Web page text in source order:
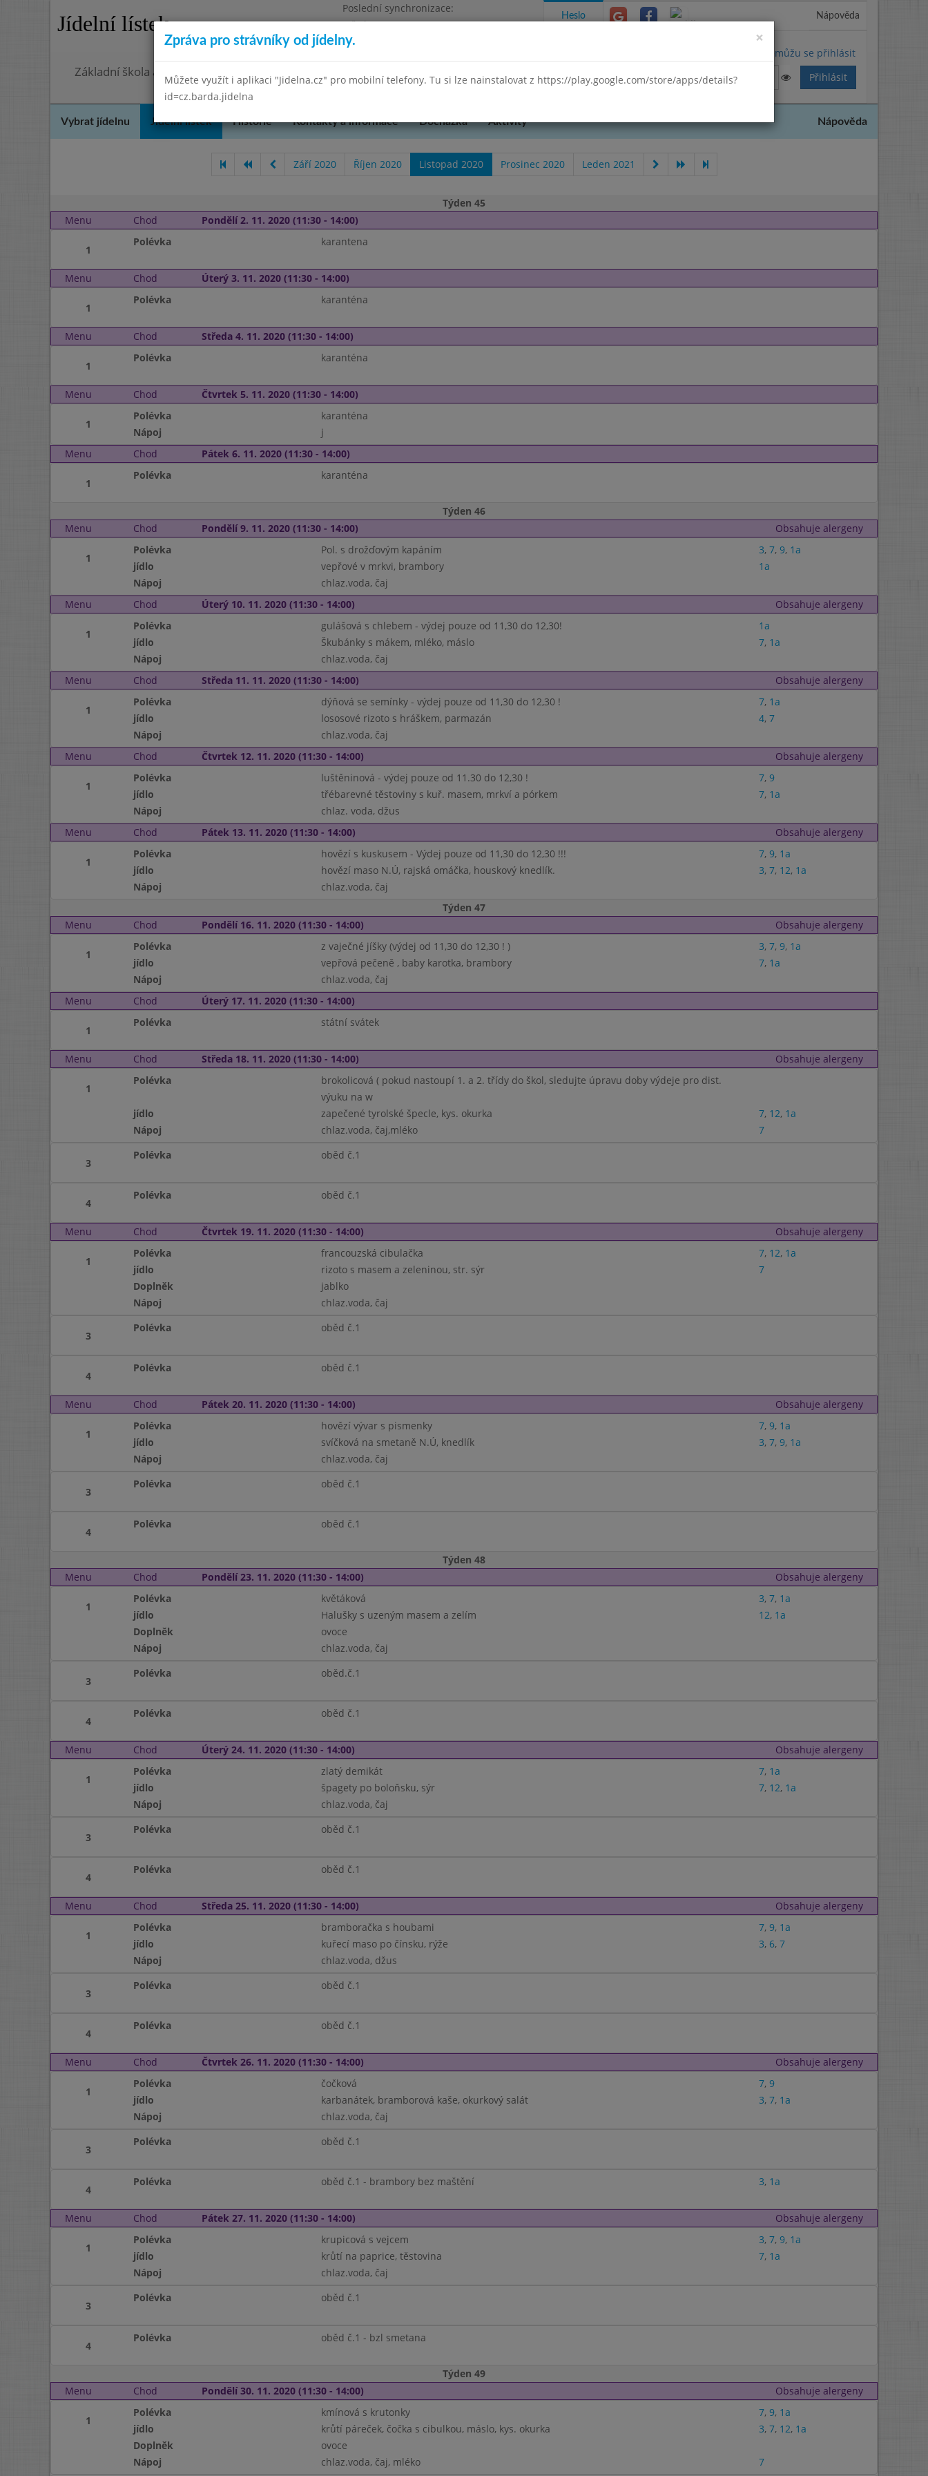
Jídelní lístek
Poslední synchronizace:
Středa 29.7.2026 9:58
Omezení objednávek
Základní škola a mateřská škola Chmelnice, Praha 3, K Lučinám 18/2500
Heslo Nápověda
Nemůžu se přihlásit
Vybrat jídelnu Jídelní lístek Historie Kontakty a informace Docházka Aktivity Nápověda
Září 2020 Říjen 2020 Listopad 2020 Prosinec 2020 Leden 2021
Týden 45
Menu
Chod Pondělí 2. 11. 2020 (11:30 - 14:00)
1
Polévka karantena
Menu Chod Úterý 3. 11. 2020 (11:30 - 14:00)
1
Polévka karanténa
Menu Chod Středa 4. 11. 2020 (11:30 - 14:00)
1
Polévka karanténa
Menu Chod Čtvrtek 5. 11. 2020 (11:30 - 14:00)
1
Polévka
karanténa
Nápoj
j
Menu
Chod Pátek 6. 11. 2020 (11:30 - 14:00)
1
Polévka karanténa
Týden 46
Menu
Chod Pondělí 9. 11. 2020 (11:30 - 14:00) Obsahuje alergeny
1
Polévka Pol. s drožďovým kapáním 3, 7, 9, 1a
jídlo
vepřové v mrkvi, brambory
1a
Nápoj
chlaz.voda, čaj
Menu
Chod Úterý 10. 11. 2020 (11:30 - 14:00) Obsahuje alergeny
1
Polévka gulášová s chlebem - výdej pouze od 11,30 do 12,30!
1a
jídlo
Škubánky s mákem, mléko, máslo 7, 1a
Nápoj
chlaz.voda, čaj
Menu
Chod Středa 11. 11. 2020 (11:30 - 14:00) Obsahuje alergeny
1
Polévka dýňová se semínky - výdej pouze od 11,30 do 12,30 ! 7, 1a
jídlo
lososové rizoto s hráškem, parmazán 4, 7
Nápoj
chlaz.voda, čaj
Menu
Chod Čtvrtek 12. 11. 2020 (11:30 - 14:00) Obsahuje alergeny
1
Polévka luštěninová - výdej pouze od 11.30 do 12,30 ! 7, 9
jídlo
třébarevné těstoviny s kuř. masem, mrkví a pórkem 7, 1a
Nápoj
chlaz. voda, džus
Menu
Chod Pátek 13. 11. 2020 (11:30 - 14:00) Obsahuje alergeny
1
Polévka hovězí s kuskusem - Výdej pouze od 11,30 do 12,30 !!! 7, 9, 1a
jídlo
hovězí maso N.Ú, rajská omáčka, houskový knedlík. 3, 7, 12, 1a
Nápoj
chlaz.voda, čaj
Týden 47
Menu
Chod Pondělí 16. 11. 2020 (11:30 - 14:00) Obsahuje alergeny
1
Polévka z vaječné jíšky (výdej od 11,30 do 12,30 ! ) 3, 7, 9, 1a
jídlo
vepřová pečeně , baby karotka, brambory 7, 1a
Nápoj
chlaz.voda, čaj
Menu
Chod Úterý 17. 11. 2020 (11:30 - 14:00)
1
Polévka státní svátek
Menu Chod Středa 18. 11. 2020 (11:30 - 14:00) Obsahuje alergeny
1
Polévka
brokolicová ( pokud nastoupí 1. a 2. třídy do škol, sledujte úpravu doby výdeje pro dist.
výuku na w
jídlo
zapečené tyrolské špecle, kys. okurka 7, 12, 1a
Nápoj
chlaz.voda, čaj,mléko 7
3
Polévka oběd č.1
4
Polévka oběd č.1
Menu Chod Čtvrtek 19. 11. 2020 (11:30 - 14:00) Obsahuje alergeny
1
Polévka francouzská cibulačka 7, 12, 1a
jídlo
rizoto s masem a zeleninou, str. sýr
7
Doplněk
jablko
Nápoj
chlaz.voda, čaj
3
Polévka oběd č.1
4
Polévka oběd č.1
Menu Chod Pátek 20. 11. 2020 (11:30 - 14:00) Obsahuje alergeny
1
Polévka hovězí vývar s pismenky 7, 9, 1a
jídlo
svíčková na smetaně N.Ú, knedlík 3, 7, 9, 1a
Nápoj
chlaz.voda, čaj
3
Polévka oběd č.1
4
Polévka oběd č.1
Týden 48
Menu
Chod Pondělí 23. 11. 2020 (11:30 - 14:00) Obsahuje alergeny
1
Polévka květáková 3, 7, 1a
jídlo
Halušky s uzeným masem a zelím 12, 1a
Doplněk
ovoce
Nápoj
chlaz.voda, čaj
3
Polévka oběd.č.1
4
Polévka oběd č.1
Menu Chod Úterý 24. 11. 2020 (11:30 - 14:00) Obsahuje alergeny
1
Polévka zlatý demikát 7, 1a
jídlo
špagety po boloňsku, sýr 7, 12, 1a
Nápoj
chlaz.voda, čaj
3
Polévka oběd č.1
4
Polévka oběd č.1
Menu Chod Středa 25. 11. 2020 (11:30 - 14:00) Obsahuje alergeny
1
Polévka bramboračka s houbami 7, 9, 1a
jídlo
kuřecí maso po čínsku, rýže 3, 6, 7
Nápoj
chlaz.voda, džus
3
Polévka oběd č.1
4
Polévka oběd č.1
Menu Chod Čtvrtek 26. 11. 2020 (11:30 - 14:00) Obsahuje alergeny
1
Polévka čočková 7, 9
jídlo
karbanátek, bramborová kaše, okurkový salát 3, 7, 1a
Nápoj
chlaz.voda, čaj
3
Polévka oběd č.1
4
Polévka oběd č.1 - brambory bez maštění 3, 1a
Menu Chod Pátek 27. 11. 2020 (11:30 - 14:00) Obsahuje alergeny
1
Polévka krupicová s vejcem 3, 7, 9, 1a
jídlo
krůtí na paprice, těstovina 7, 1a
Nápoj
chlaz.voda, čaj
3
Polévka oběd č.1
4
Polévka oběd č.1 - bzl smetana
Týden 49
Menu
Chod Pondělí 30. 11. 2020 (11:30 - 14:00) Obsahuje alergeny
1
Polévka kmínová s krutonky 7, 9, 1a
jídlo
krůtí páreček, čočka s cibulkou, máslo, kys. okurka 3, 7, 12, 1a
Doplněk
ovoce
Nápoj
chlaz.voda, čaj, mléko 7
×
Zpráva pro strávníky od jídelny.
Můžete využít i aplikaci "Jidelna.cz" pro mobilní telefony. Tu si lze nainstalovat z https://play.google.com/store/apps/details?
id=cz.barda.jidelna